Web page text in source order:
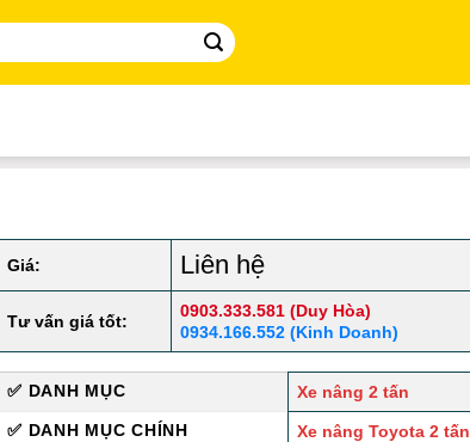
Giá: Liên hệ
Tư vấn giá tốt:
0903.333.581 (Duy Hòa)
0934.166.552 (Kinh Doanh)
✅ DANH MỤC
Xe nâng 2 tấn
✅ DANH MỤC CHÍNH
Xe nâng Toyota 2 tấn